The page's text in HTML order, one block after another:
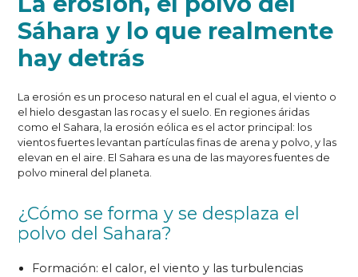
Sáhara y lo que realmente
hay detrás
La erosión es un proceso natural en el cual el agua, el viento o
el hielo desgastan las rocas y el suelo. En regiones áridas
como el Sahara, la erosión eólica es el actor principal: los
vientos fuertes levantan partículas finas de arena y polvo, y las
elevan en el aire. El Sahara es una de las mayores fuentes de
polvo mineral del planeta.
¿Cómo se forma y se desplaza el
polvo del Sahara?
Formación: el calor, el viento y las turbulencias